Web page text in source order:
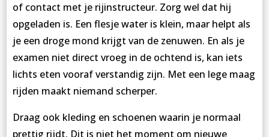
of contact met je rijinstructeur. Zorg wel dat hij
opgeladen is. Een flesje water is klein, maar helpt als
je een droge mond krijgt van de zenuwen. En als je
examen niet direct vroeg in de ochtend is, kan iets
lichts eten vooraf verstandig zijn. Met een lege maag
rijden maakt niemand scherper.
Draag ook kleding en schoenen waarin je normaal
prettig rijdt. Dit is niet het moment om nieuwe